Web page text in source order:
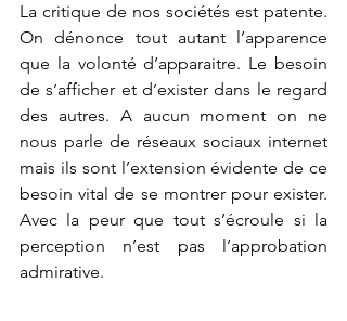
La critique de nos sociétés est patente.
On dénonce tout autant l’apparence
que la volonté d’apparaitre. Le besoin
de s’afficher et d’exister dans le regard
des autres. A aucun moment on ne
nous parle de réseaux sociaux internet
mais ils sont l’extension évidente de ce
besoin vital de se montrer pour exister.
Avec la peur que tout s’écroule si la
perception n’est pas l’approbation
admirative.